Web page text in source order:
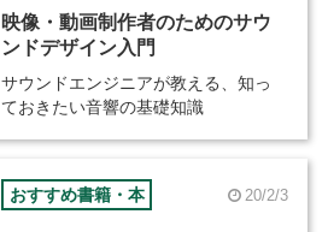
映像・動画制作者のためのサウ
ンドデザイン入門
サウンドエンジニアが教える、知っ
ておきたい音響の基礎知識
おすすめ書籍・本 20/2/3